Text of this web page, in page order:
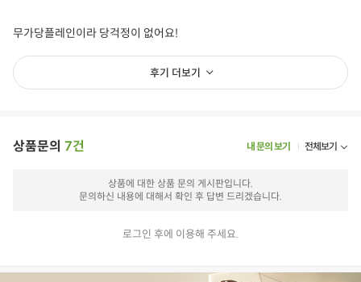
무가당플레인이라 당걱정이 없어요!
후기 더보기
상품문의 7건 내 문의 보기 전체보기
상품에 대한 상품 문의 게시판입니다.
문의하신 내용에 대해서 확인 후 답변 드리겠습니다.
로그인 후에 이용해 주세요.